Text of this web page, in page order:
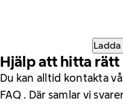
Hjälp att hitta rätt
Du kan alltid kontakta
FAQ . Där samlar vi